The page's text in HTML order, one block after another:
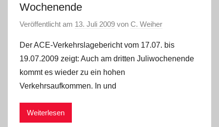
Wochenende
Veröffentlicht am 13. Juli 2009 von C. Weiher
Der ACE-Verkehrslagebericht vom 17.07. bis
19.07.2009 zeigt: Auch am dritten Juliwochenende
kommt es wieder zu ein hohen
Verkehrsaufkommen. In und
Weiterlesen